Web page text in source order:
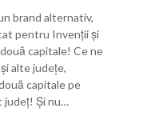
brand alternativ,
pentru Invenții și
capitale! Ce ne
alte județe,
capitale pe
județ! Și nu…